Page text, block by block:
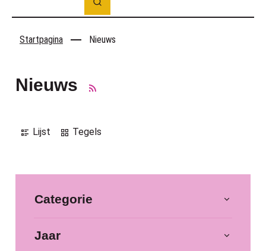
Zoek tonen / verbergen
Startpagina Nieuws
Nieuws RSS
Lijst Tegels
Filter op
Categorie
Jaar